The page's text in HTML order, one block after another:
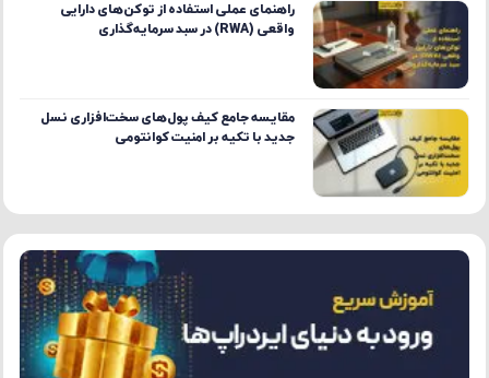
راهنمای عملی استفاده از توکن‌های دارایی
واقعی (RWA) در سبد سرمایه‌گذاری
مقایسه جامع کیف پول‌های سخت‌افزاری نسل
جدید با تکیه بر امنیت کوانتومی